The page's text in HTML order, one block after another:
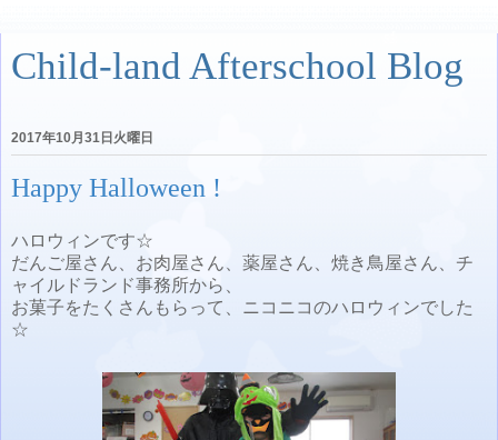
Child-land Afterschool Blog
2017年10月31日火曜日
Happy Halloween !
ハロウィンです☆
だんご屋さん、お肉屋さん、薬屋さん、焼き鳥屋さん、チ
ャイルドランド事務所から、
お菓子をたくさんもらって、ニコニコのハロウィンでした
☆